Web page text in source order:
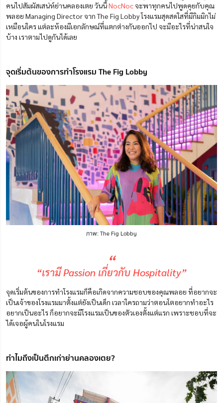
คนไปสัมผัสเสน่ห์ย่านคลองเตย วันนี้NocNoc จะพาทุกคนไปพูดคุยกับคุณ
พลอย Managing Director จาก The Fig Lobby โรงแรมสุดสดใสที่มีกิมมิกไม่
เหมือนใคร แต่ละห้องมีเอกลักษณ์ที่แตกต่างกันออกไป จะมีอะไรที่น่าสนใจ
บ้าง เราตามไปดูกันได้เลย
จุดเริ่มต้นของการทำโรงแรม The Fig Lobby
ภาพ: The Fig Lobby
“
“เรามี Passion เกี่ยวกับ Hospitality”
จุดเริ่มต้นของการทำโรงแรมก็คือเกิดจากความชอบของคุณพลอย ที่อยากจะ
เป็นเจ้าของโรงแรมมาตั้งแต่ยังเป็นเด็ก เวลาใครถามว่าตอนโตอยากทำอะไร
อยากเป็นอะไร ก็อยากจะมีโรงแรมเป็นของตัวเองตั้งแต่แรก เพราะชอบที่จะ
ได้เจอผู้คนในโรงแรม
ทำไมถึงเป็นตึกเก่าย่านคลองเตย?